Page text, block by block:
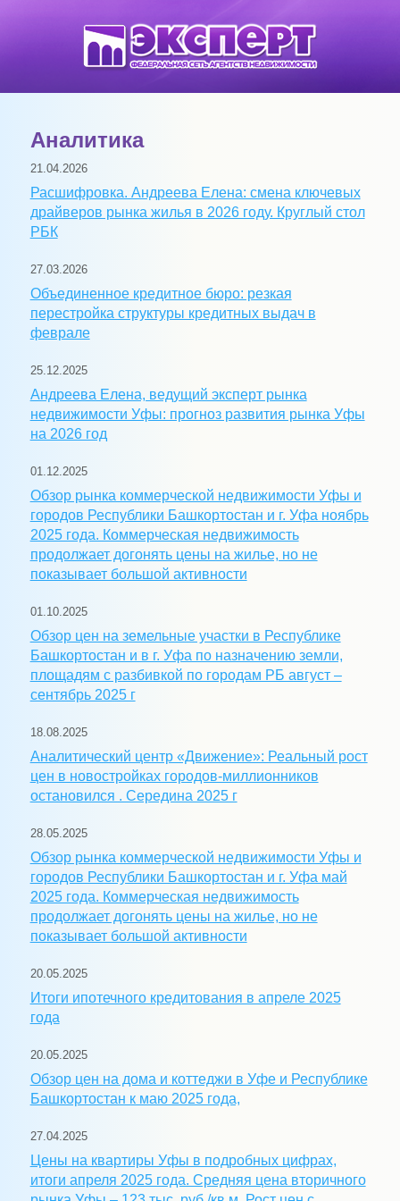
Аналитика
21.04.2026
Расшифровка. Андреева Елена: смена ключевых
драйверов рынка жилья в 2026 году. Круглый стол
РБК
27.03.2026
Объединенное кредитное бюро: резкая
перестройка структуры кредитных выдач в
феврале
25.12.2025
Андреева Елена, ведущий эксперт рынка
недвижимости Уфы: прогноз развития рынка Уфы
на 2026 год
01.12.2025
Обзор рынка коммерческой недвижимости Уфы и
городов Республики Башкортостан и г. Уфа ноябрь
2025 года. Коммерческая недвижимость
продолжает догонять цены на жилье, но не
показывает большой активности
01.10.2025
Обзор цен на земельные участки в Республике
Башкортостан и в г. Уфа по назначению земли,
площадям с разбивкой по городам РБ август –
сентябрь 2025 г
18.08.2025
Аналитический центр «Движение»: Реальный рост
цен в новостройках городов-миллионников
остановился . Середина 2025 г
28.05.2025
Обзор рынка коммерческой недвижимости Уфы и
городов Республики Башкортостан и г. Уфа май
2025 года. Коммерческая недвижимость
продолжает догонять цены на жилье, но не
показывает большой активности
20.05.2025
Итоги ипотечного кредитования в апреле 2025
года
20.05.2025
Обзор цен на дома и коттеджи в Уфе и Республике
Башкортостан к маю 2025 года,
27.04.2025
Цены на квартиры Уфы в подробных цифрах,
итоги апреля 2025 года. Средняя цена вторичного